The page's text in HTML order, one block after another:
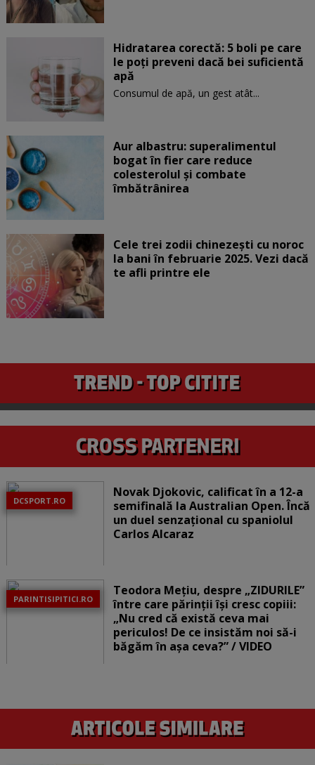
Hidratarea corectă: 5 boli pe care
le poți preveni dacă bei suficientă
apă
Consumul de apă, un gest atât...
Aur albastru: superalimentul
bogat în fier care reduce
colesterolul și combate
îmbătrânirea
Cele trei zodii chinezești cu noroc
la bani în februarie 2025. Vezi dacă
te afli printre ele
DCSPORT.RO
Novak Djokovic, calificat în a 12-a
semifinală la Australian Open. Încă
un duel senzațional cu spaniolul
Carlos Alcaraz
PARINTISIPITICI.RO
Teodora Mețiu, despre „ZIDURILE”
între care părinții își cresc copiii:
„Nu cred că există ceva mai
periculos! De ce insistăm noi să-i
băgăm în așa ceva?” / VIDEO